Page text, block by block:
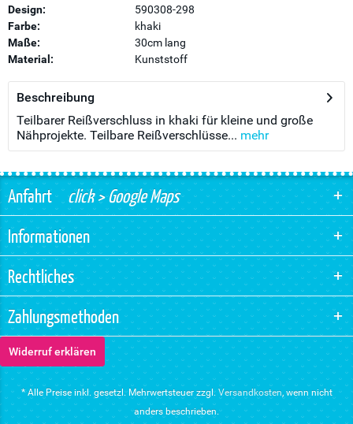
Design:
590308-298
Farbe:
khaki
Maße:
30cm lang
Material:
Kunststoff
Beschreibung
Teilbarer Reißverschluss in khaki für kleine und große
Nähprojekte. Teilbare Reißverschlüsse... mehr
Anfahrtclick > Google Maps
Informationen
Rechtliches
Zahlungsmethoden
Widerruf erklären
* Alle Preise inkl. gesetzl. Mehrwertsteuer zzgl. Versandkosten, wenn nicht
anders beschrieben.